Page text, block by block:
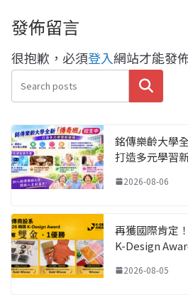
發佈留言
很抱歉，必須登入網站才能發
搜尋
銘傳樂齡大學
打造多元學習
2026-08-06
再獲國際肯定
K-Design
2026-08-05